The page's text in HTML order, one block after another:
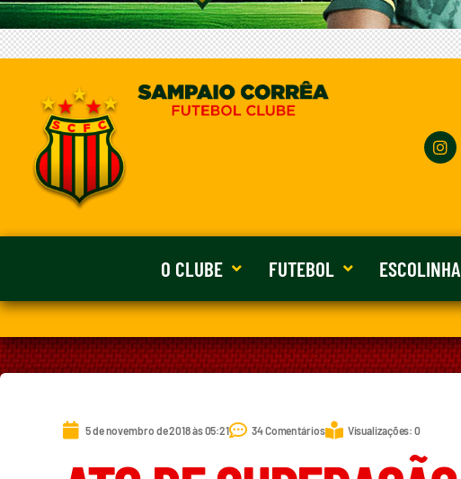
O CLUBE FUTEBOL ESCOLINHA
5 de novembro de 2018 às 05:21 34 Comentários Visualizações: 0